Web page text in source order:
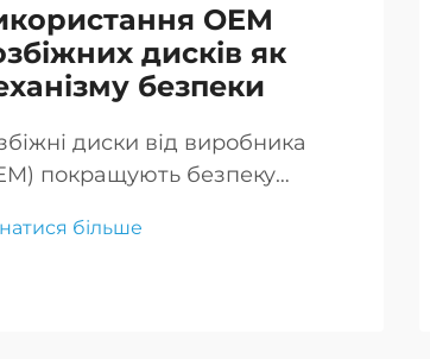
OEM
дисків як
безпеки
диски від виробника
покращують безпеку
багаточастковому
більше